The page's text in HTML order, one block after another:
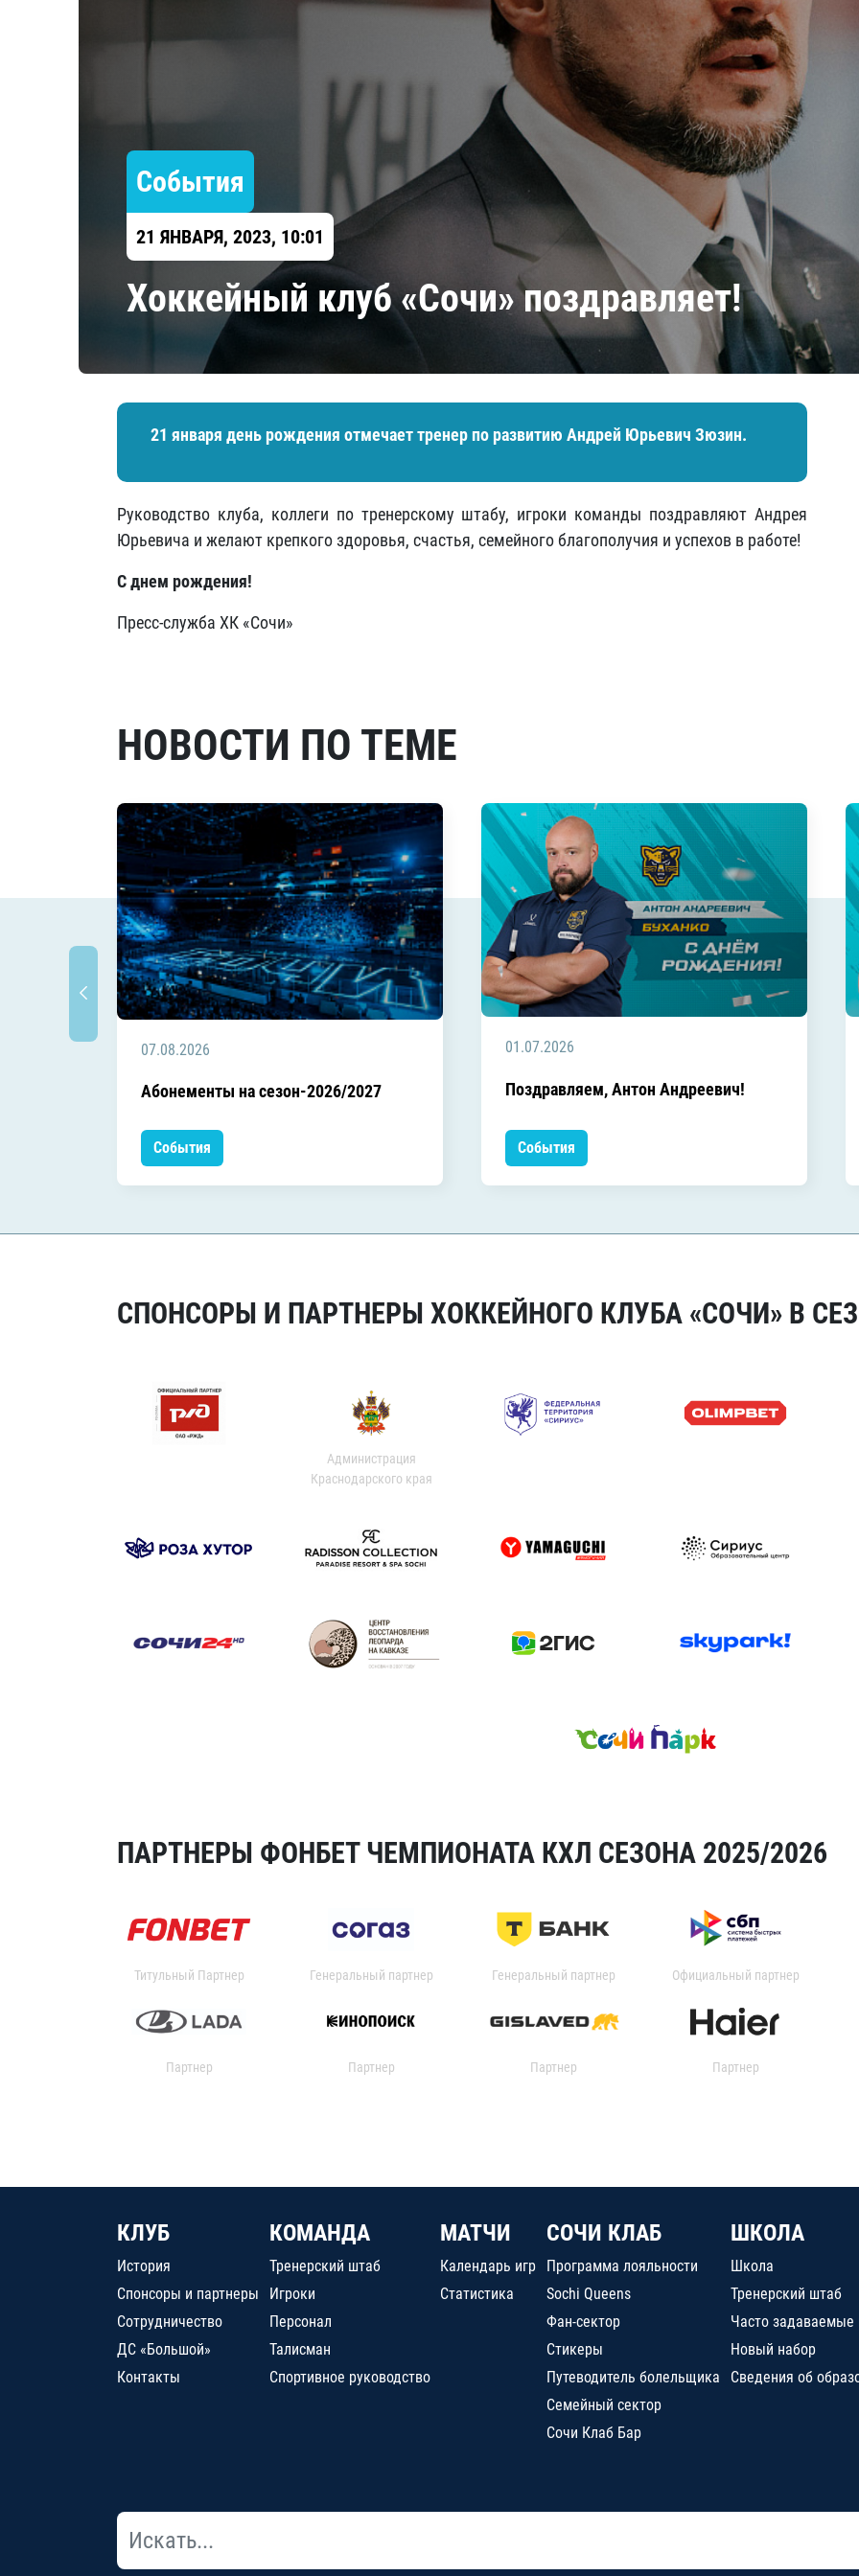
Локомотив Амур
Барыс
Салават Юлаев
Сибирь
События
21 ЯНВАРЯ, 2023, 10:01
Хоккейный клуб «Сочи» поздравляет!
21 января день рождения отмечает тренер по развитию Андрей Юрьевич Зюзин.
Руководство клуба, коллеги по тренерскому штабу, игроки команды поздравляют Андрея
Юрьевича и желают крепкого здоровья, счастья, семейного благополучия и успехов в работе!
С днем рождения!
Пресс-служба ХК «Сочи»
НОВОСТИ ПО ТЕМЕ
07.08.2026
Абонементы на сезон-2026/2027
События
01.07.2026
Поздравляем, Антон Андреевич!
События
СПОНСОРЫ И ПАРТНЕРЫ ХОККЕЙНОГО КЛУБА «СОЧИ» В
Администрация
Краснодарского края
ПАРТНЕРЫ ФОНБЕТ ЧЕМПИОНАТА КХЛ СЕЗОНА 2025/2026
Титульный Партнер Генеральный партнер Генеральный партнер Официальный партнер
Партнер Партнер Партнер Партнер
КЛУБ
История
Спонсоры и партнеры
Сотрудничество
ДС «Большой»
Контакты
КОМАНДА
Тренерский штаб
Игроки
Персонал
Талисман
Спортивное руководство
МАТЧИ
Календарь игр
Статистика
СОЧИ КЛАБ
Программа лояльности
Sochi Queens
Фан-сектор
Стикеры
Путеводитель болельщика
Семейный сектор
Сочи Клаб Бар
ШКОЛА
Школа
Тренерский штаб
Часто задаваемые
Новый набор
Сведения об